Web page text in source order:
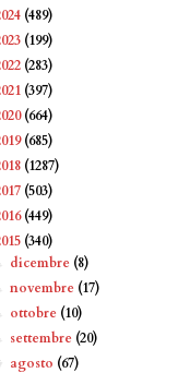
(489)
(199)
(283)
(397)
(664)
(685)
(1287)
(503)
(449)
(340)
dicembre (8)
novembre (17)
ottobre (10)
settembre (20)
agosto (67)